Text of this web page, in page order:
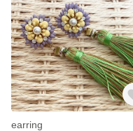
earring